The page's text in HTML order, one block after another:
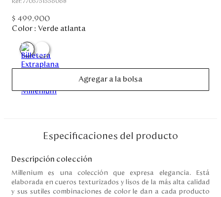
Viaje
Colecciones
Mi cuenta
Blog
Servicio al cliente
$ 499.900
Color : Verde atlanta
Agregar a la bolsa
Especificaciones del producto
Descripción colección
Millenium es una colección que expresa elegancia. Está
elaborada en cueros texturizados y lisos de la más alta calidad
y sus sutiles combinaciones de color le dan a cada producto